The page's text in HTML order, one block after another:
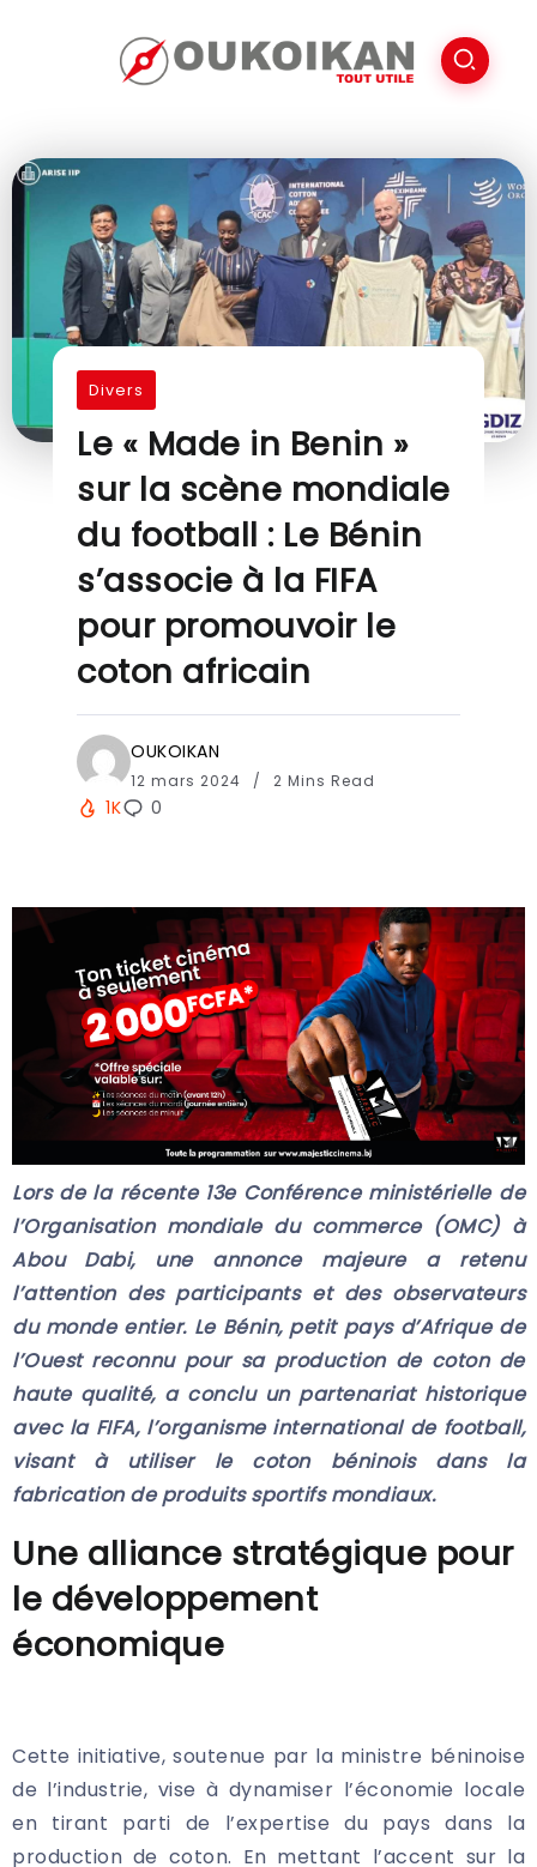
Divers
Le « Made in Benin »
sur la scène mondiale
du football : Le Bénin
s’associe à la FIFA
pour promouvoir le
coton africain
OUKOIKAN
12 mars 2024 2 Mins Read
1K 0
Lors de la récente 13e Conférence ministérielle de
l’Organisation mondiale du commerce (OMC) à
Abou Dabi, une annonce majeure a retenu
l’attention des participants et des observateurs
du monde entier. Le Bénin, petit pays d’Afrique de
l’Ouest reconnu pour sa production de coton de
haute qualité, a conclu un partenariat historique
avec la FIFA, l’organisme international de football,
visant à utiliser le coton béninois dans la
fabrication de produits sportifs mondiaux.
Une alliance stratégique pour
le développement
économique
Cette initiative, soutenue par la ministre béninoise
de l’industrie, vise à dynamiser l’économie locale
en tirant parti de l’expertise du pays dans la
production de coton. En mettant l’accent sur la